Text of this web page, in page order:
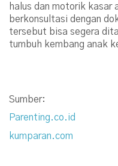
halus dan motorik kasar
berkonsultasi dengan
tersebut bisa segera
tumbuh kembang anak
Sumber:
Parenting.co.id
kumparan.com